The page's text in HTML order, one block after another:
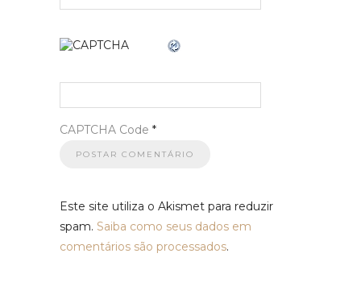
CAPTCHA Code *
Este site utiliza o Akismet para reduzir
spam. Saiba como seus dados em
comentários são processados.